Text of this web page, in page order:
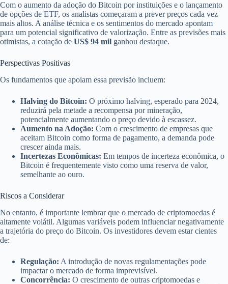
Com o aumento da adoção do Bitcoin por instituições e o lançamento
de opções de ETF, os analistas começaram a prever preços cada vez
mais altos. A análise técnica e os sentimentos do mercado apontam
para um potencial significativo de valorização. Entre as previsões mais
otimistas, a cotação de US$ 94 mil ganhou destaque.
Perspectivas Positivas
Os fundamentos que apoiam essa previsão incluem:
Halving do Bitcoin: O próximo halving, esperado para 2024,
reduzirá pela metade a recompensa por mineração,
potencialmente aumentando o preço devido à escassez.
Aumento na Adoção: Com o crescimento de empresas que
aceitam Bitcoin como forma de pagamento, a demanda pode
crescer ainda mais.
Incertezas Econômicas: Em tempos de incerteza econômica, o
Bitcoin é frequentemente visto como uma reserva de valor,
semelhante ao ouro.
Riscos a Considerar
No entanto, é importante lembrar que o mercado de criptomoedas é
altamente volátil. Algumas variáveis podem influenciar negativamente
a trajetória do preço do Bitcoin. Os investidores devem estar cientes
de:
Regulação: A introdução de novas regulamentações pode
impactar o mercado de forma imprevisível.
Concorrência: O crescimento de outras criptomoedas e